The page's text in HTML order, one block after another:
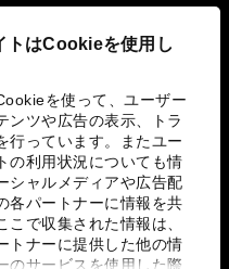
トはCookieを使用し
を使って、ユーザー
ンツや広告の表示、トラ
行っています。またユー
の利用状況についても情
シャルメディアや広告配
各パートナーに情報を共
こで収集された情報は、
トナーに提供した他の情
のサービスを使用した際